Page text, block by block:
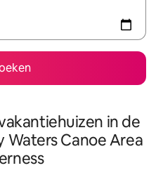
in de
Waters Canoe Area